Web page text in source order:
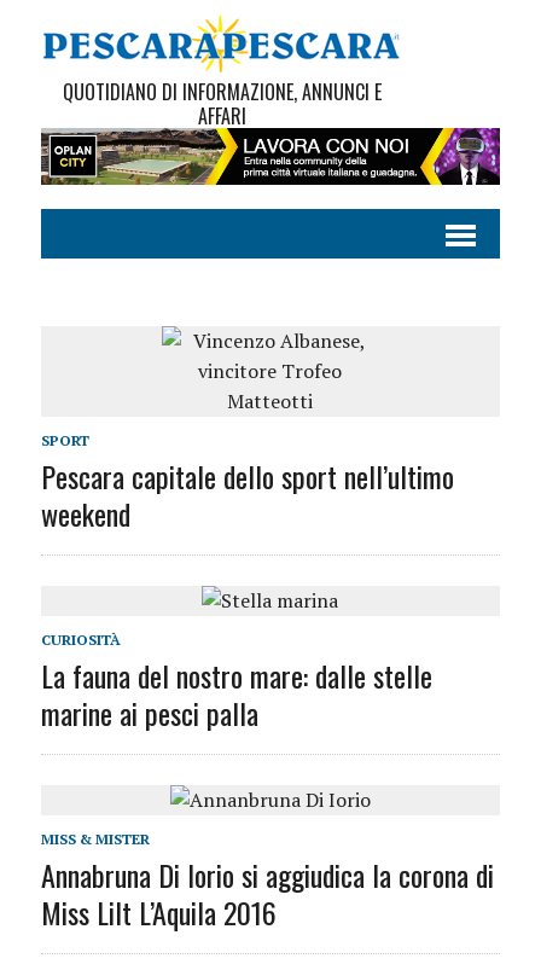
QUOTIDIANO DI INFORMAZIONE, ANNUNCI E
AFFARI
SPORT
Pescara capitale dello sport nell’ultimo
weekend
CURIOSITÀ
La fauna del nostro mare: dalle stelle
marine ai pesci palla
MISS & MISTER
Annabruna Di Iorio si aggiudica la corona di
Miss Lilt L’Aquila 2016